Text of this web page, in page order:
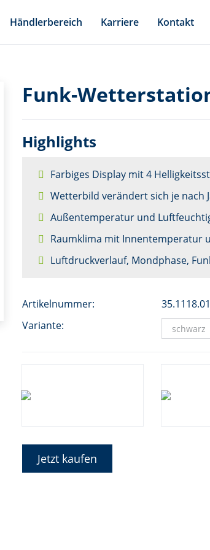
Händlerbereich Karriere Kontakt
Funk-Wetterstation
Highlights
Farbiges Display mit 4
Wetterbild verändert sich je nach
Außentemperatur und
Raumklima mit Innentemperatur
Luftdruckverlauf, Mondphase,
Artikelnummer:
35.1118.01
Variante:
Jetzt kaufen